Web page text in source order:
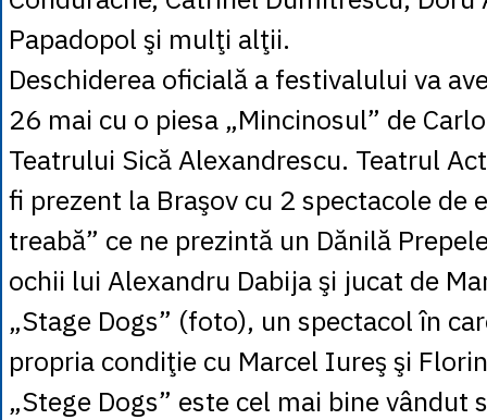
Papadopol şi mulţi alţii.
Deschiderea oficială a festivalului va
26 mai cu o piesa „Mincinosul” de
Teatrului Sică Alexandrescu. Teatrul
fi prezent la Braşov cu 2 spectacole de
treabă” ce ne prezintă un Dănilă
ochii lui Alexandru Dabija şi jucat de
„Stage Dogs” (foto), un spectacol în
propria condiţie cu Marcel Iureş şi
„Stege Dogs” este cel mai bine vândut